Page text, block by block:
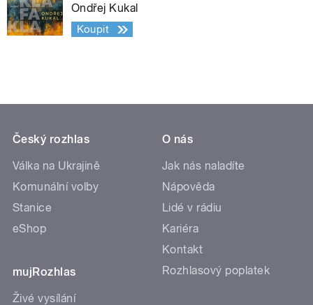
Ondřej Kukal
Koupit
Český rozhlas
Válka na Ukrajině
Komunální volby
Stanice
eShop
mujRozhlas
Živé vysílání
O nás
Jak nás naladíte
Nápověda
Lidé v rádiu
Kariéra
Kontakt
Rozhlasový poplatek